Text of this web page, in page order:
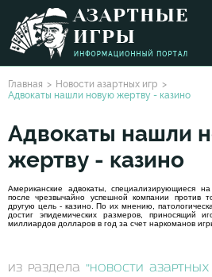
Главная
Новости азартных игр
Адвокаты нашли новую жертву - казино
Адвокаты нашли
жертву - казино
Американские адвокаты, специализирующиеся
после чрезвычайно успешной компании против
другую цель - казино. По их мнению,
достиг эпидемических размеров, приносящий
миллиардов долларов в год за счет наркоманов
из раздела "Новости азартных